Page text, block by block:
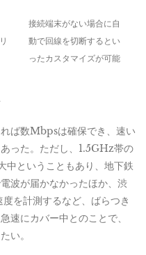
接続端末がない場合に自
動で回線を切断するとい
ったカスタマイズが可能
ば数Mbpsは確保でき、速い
った。ただし、1.5GHz帯の
ということもあり、地下鉄
波が届かなかったほか、渋
を計測するなど、ばらつき
速にカバー中とのことで、
い。